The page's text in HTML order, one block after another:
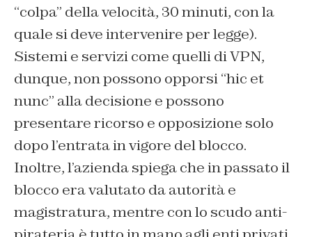
“colpa” della velocità, 30 minuti, con la
quale si deve intervenire per legge).
Sistemi e servizi come quelli di VPN,
dunque, non possono opporsi “hic et
nunc” alla decisione e possono
presentare ricorso e opposizione solo
dopo l’entrata in vigore del blocco.
Inoltre, l’azienda spiega che in passato il
blocco era valutato da autorità e
magistratura, mentre con lo scudo anti-